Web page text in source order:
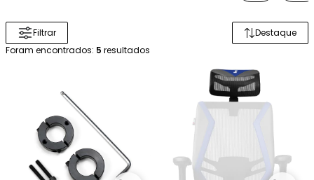
Foram encontrados: 5 resultados
Ordenar
Destaque
Filtrar